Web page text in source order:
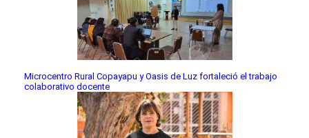
Microcentro Rural Copayapu y Oasis de Luz fortaleció el trabajo
colaborativo docente